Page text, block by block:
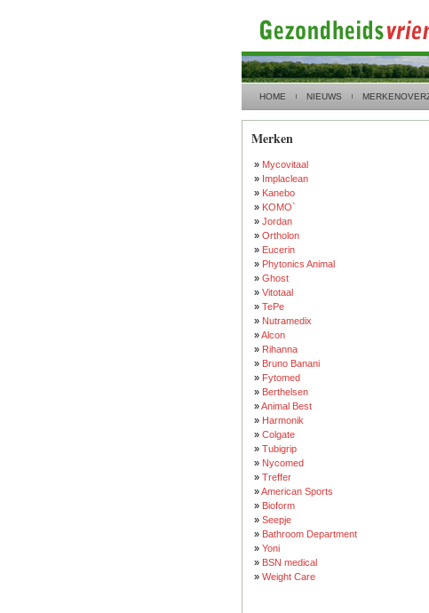
HOME NIEUWS
Merken
» Mycovitaal
» Implaclean
» Kanebo
» KOMO`
» Jordan
» Ortholon
» Eucerin
» Phytonics Animal
» Ghost
» Vitotaal
» TePe
» Nutramedix
»Alcon
» Rihanna
» Bruno Banani
» Fytomed
» Berthelsen
»Animal Best
» Harmonik
» Colgate
» Tubigrip
» Nycomed
» Treffer
»American Sports
» Bioform
» Seepje
» Bathroom Department
» Yoni
» BSN medical
» Weight Care